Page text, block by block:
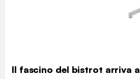
Il fascino del bistrot arriva